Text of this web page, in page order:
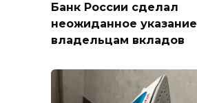
Банк России сделал
неожиданное указание
владельцам вкладов